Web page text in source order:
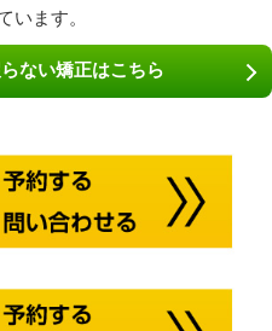
います。
ない矯正はこちら